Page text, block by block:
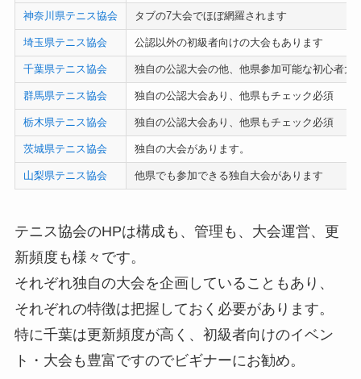
神奈川県テニス協会 タブの7大会でほぼ網羅されます
埼玉県テニス協会 公認以外の初級者向けの大会もあります
千葉県テニス協会 独自の公認大会の他、他県参加可能な初心者大
群馬県テニス協会 独自の公認大会あり、他県もチェック必須
栃木県テニス協会 独自の公認大会あり、他県もチェック必須
茨城県テニス協会 独自の大会があります。
山梨県テニス協会 他県でも参加できる独自大会があります
テニス協会のHPは構成も、管理も、大会運営、更
新頻度も様々です。
それぞれ独自の大会を企画していることもあり、
それぞれの特徴は把握しておく必要があります。
特に千葉は更新頻度が高く、初級者向けのイベン
ト・大会も豊富ですのでビギナーにお勧め。